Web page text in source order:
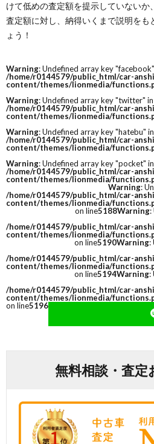
けて低めの査定額を提示していないか
査定額に対し、納得いくまで説明をも
ょう！
Warning: Undefined array key
/home/r0144579/public_html/car-
content/themes/lionmedia/
Warning: Undefined array key "twitter" in
/home/r0144579/public_html/car-
content/themes/lionmedia/
Warning: Undefined array key "hatebu" in
/home/r0144579/public_html/car-
content/themes/lionmedia/
Warning: Undefined array key "pocket" in
/home/r0144579/public_html/car-
content/themes/lionmedia/
Warning:
/home/r0144579/public_html/car-
content/themes/lionmedia/
on line5188Warning:
/home/r0144579/public_html/car-
content/themes/lionmedia/
on line5190Warning:
/home/r0144579/public_html/car-
content/themes/lionmedia/
on line5194Warning:
/home/r0144579/public_html/car-
content/themes/lionmedia/
on line5196
無料相談・査定